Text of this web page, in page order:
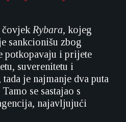
Rybara, kojeg
sankcionišu zbog
potkopavaju i prijete
suverenitetu i
je najmanje dva puta
se sastajao s
najavljujući